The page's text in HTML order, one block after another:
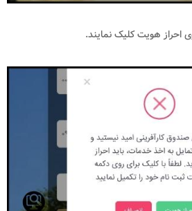
احراز هویت کلیک نمایند.